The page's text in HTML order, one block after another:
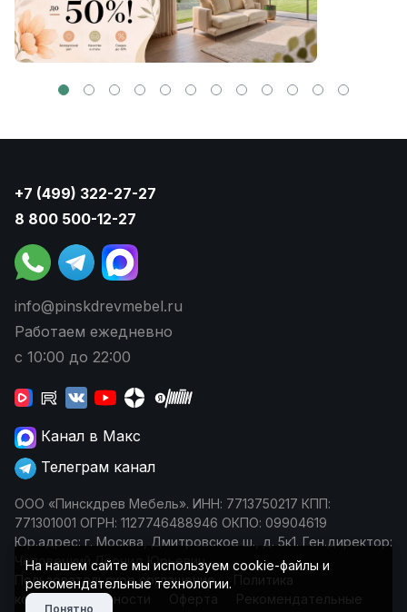
+7 (499) 322-27-27
8 800 500-12-27
info@pinskdrevmebel.ru
Работаем ежедневно
с 10:00 до 22:00
Канал в Макс
Телеграм канал
ООО «Пинскдрев Мебель». ИНН: 7713750217 КПП:
771301001 ОГРН: 1127746488946 ОКПО: 09904619
Юр.адрес: г. Москва, Дмитровское ш., д. 5к1. Ген.директор:
Чеповецкий Леонид Юрьевич
Пользовательское соглашение
Политика
конфиденциальности
Оферта
Рекомендательные
На нашем сайте мы используем cookie-файлы и
рекомендательные технологии.
Понятно